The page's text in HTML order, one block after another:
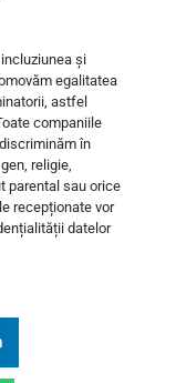
și
egalitatea
astfel
companiile
în
religie,
parental sau orice
recepționate vor
datelor